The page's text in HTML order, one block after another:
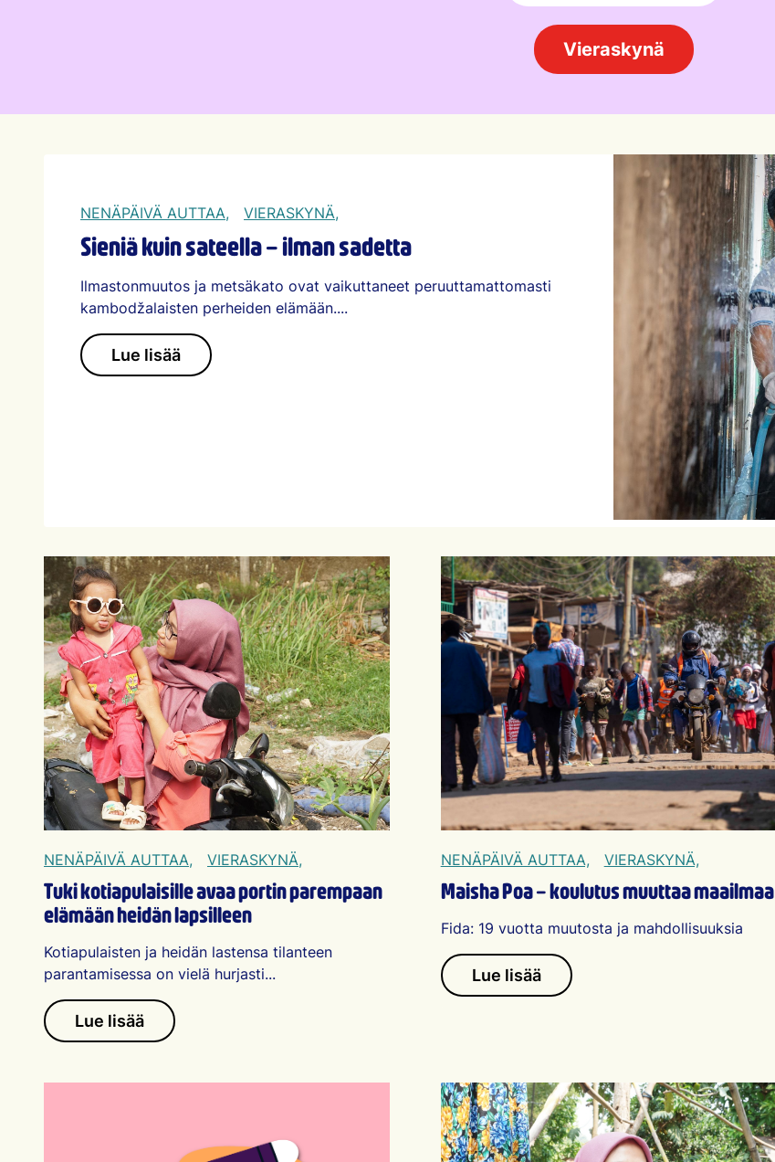
Vieraskynä
NENÄPÄIVÄ AUTTAA, VIERASKYNÄ,
Sieniä kuin sateella – ilman sadetta
Ilmastonmuutos ja metsäkato ovat vaikuttaneet peruuttamattomasti
kambodžalaisten perheiden elämään....
Lue lisää
NENÄPÄIVÄ AUTTAA, VIERASKYNÄ,
Tuki kotiapulaisille avaa portin parempaan
elämään heidän lapsilleen
Kotiapulaisten ja heidän lastensa tilanteen
parantamisessa on vielä hurjasti...
Lue lisää
NENÄPÄIVÄ AUTTAA, VIERASKYNÄ,
Maisha Poa – koulutus muuttaa maailmaa
Fida: 19 vuotta muutosta ja mahdollisuuksia
Lue lisää